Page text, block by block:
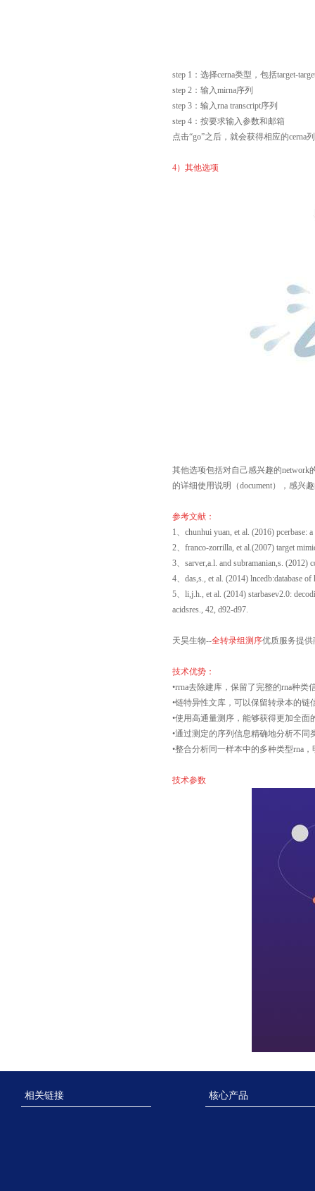
step 1：选择cerna类型，包括target-
step 2：输入mirna序列
step 3：输入rna transcript序列
step 4：按要求输入参数和邮箱
点击“go”之后，就会获得相应的cerna
4）其他选项
其他选项包括对自己感兴趣的network
的详细使用说明（document），感兴
参考文献：
1、chunhui yuan, et al. (2016) pcerbase:
2、franco-zorrilla, et al.(2007) target
3、sarver,a.l. and subramanian,s. (2012)
4、das,s., et al. (2014) lncedb:database
5、li,j.h., et al. (2014) starbasev2.0:
acidsres., 42, d92-d97.
天昊生物--全转录组测序优质服务提
技术优势：
•rrna去除建库，保留了完整的rna种类
•链特异性文库，可以保留转录本的链
•使用高通量测序，能够获得更加全面
•通过测定的序列信息精确地分析不
•整合分析同一样本中的多种类型rna
技术参数
相关链接 核心产品